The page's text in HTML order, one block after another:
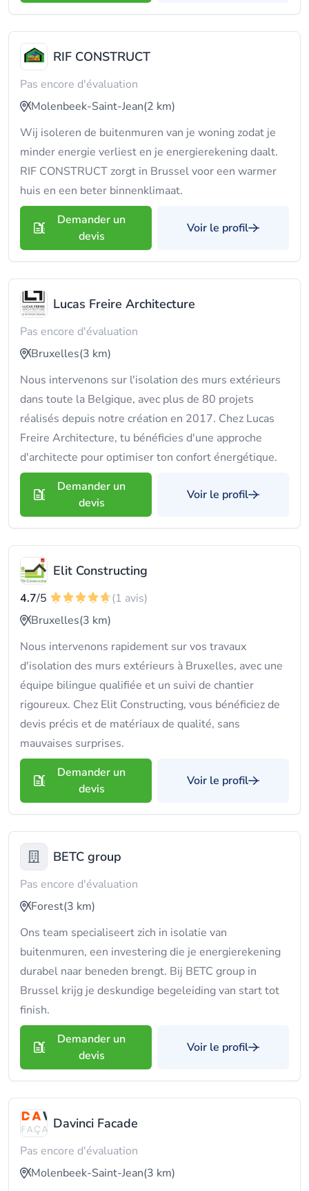
RIF CONSTRUCT
Pas encore d'évaluation
Molenbeek-Saint-Jean(2 km)
Wij isoleren de buitenmuren van je woning zodat je
minder energie verliest en je energierekening daalt.
RIF CONSTRUCT zorgt in Brussel voor een warmer
huis en een beter binnenklimaat.
Demander un
devis
Voir le profil
Lucas Freire Architecture
Pas encore d'évaluation
Bruxelles(3 km)
Nous intervenons sur l'isolation des murs extérieurs
dans toute la Belgique, avec plus de 80 projets
réalisés depuis notre création en 2017. Chez Lucas
Freire Architecture, tu bénéficies d'une approche
d'architecte pour optimiser ton confort énergétique.
Demander un
devis
Voir le profil
Elit Constructing
4.7/5
(1 avis)
Bruxelles(3 km)
Nous intervenons rapidement sur vos travaux
d'isolation des murs extérieurs à Bruxelles, avec une
équipe bilingue qualifiée et un suivi de chantier
rigoureux. Chez Elit Constructing, vous bénéficiez de
devis précis et de matériaux de qualité, sans
mauvaises surprises.
Demander un
devis
Voir le profil
BETC group
Pas encore d'évaluation
Forest(3 km)
Ons team specialiseert zich in isolatie van
buitenmuren, een investering die je energierekening
durabel naar beneden brengt. Bij BETC group in
Brussel krijg je deskundige begeleiding van start tot
finish.
Demander un
devis
Voir le profil
Davinci Facade
Pas encore d'évaluation
Molenbeek-Saint-Jean(3 km)